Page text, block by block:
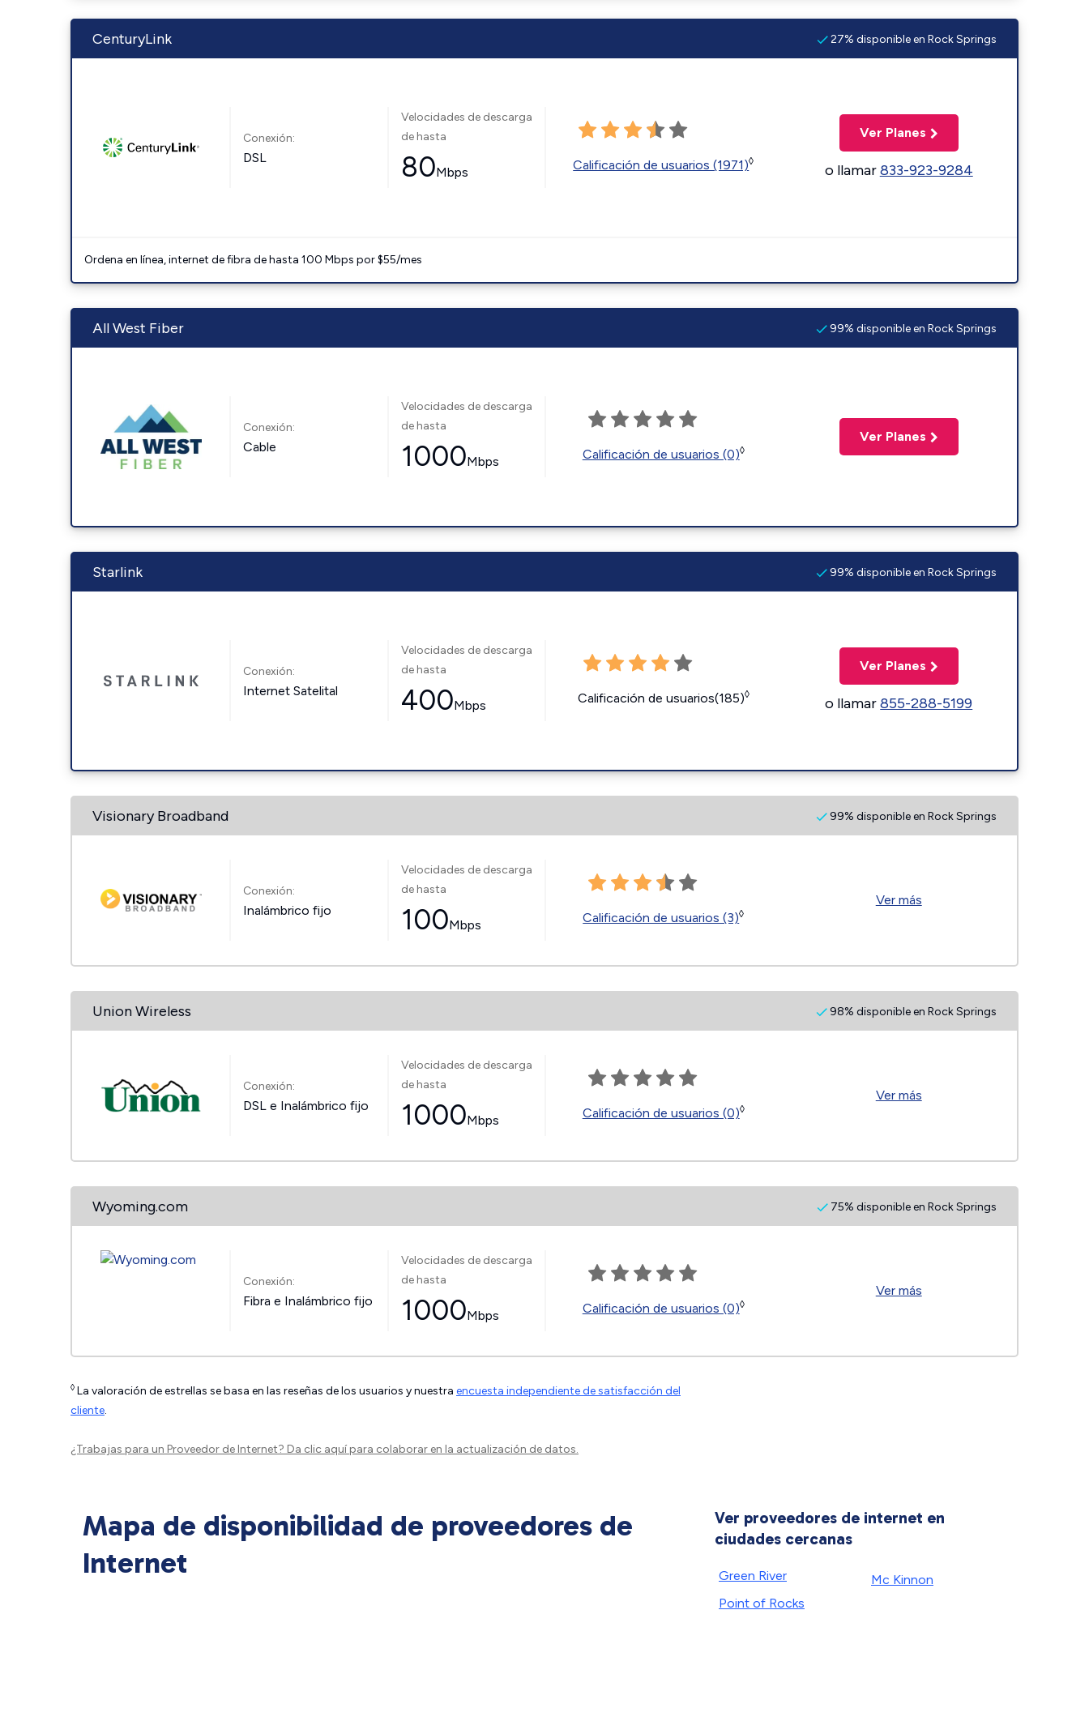
CenturyLink 27% disponible en Rock Springs
Conexión:
DSL
Velocidades de descarga
de hasta
80Mbps Calificación de usuarios (1971)◊
Ver Planes
o llamar833-923-9284
Ordena en línea, internet de fibra de hasta 100 Mbps por $55/mes
All West Fiber 99% disponible en Rock Springs
Conexión:
Cable
Velocidades de descarga
de hasta
1000Mbps Calificación de usuarios (0)◊
Ver Planes
Starlink 99% disponible en Rock Springs
Conexión:
Internet Satelital
Velocidades de descarga
de hasta
400Mbps Calificación de usuarios(185)◊
Ver Planes
o llamar855-288-5199
Visionary Broadband 99% disponible en Rock Springs
Conexión:
Inalámbrico fijo
Velocidades de descarga
de hasta
100Mbps Calificación de usuarios (3)◊
Ver más
Union Wireless 98% disponible en Rock Springs
Conexión:
DSL e Inalámbrico fijo
Velocidades de descarga
de hasta
1000Mbps Calificación de usuarios (0)◊
Ver más
Wyoming.com 75% disponible en Rock Springs
Conexión:
Fibra e Inalámbrico fijo
Velocidades de descarga
de hasta
1000Mbps Calificación de usuarios (0)◊
Ver más
◊ La valoración de estrellas se basa en las reseñas de los usuarios y nuestra encuesta independiente de satisfacción del
cliente.
¿Trabajas para un Proveedor de Internet? Da clic aquípara colaborar en la actualización de datos.
Mapa de disponibilidad de proveedores de
Internet
Ver proveedores de internet en
ciudades cercanas
Green River
Point of Rocks
Mc Kinnon